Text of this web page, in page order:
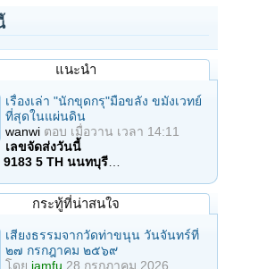
แนะนำ
เรื่องเล่า "นักขุดกรุ"มือขลัง ขมังเวทย์
ที่สุดในแผ่นดิน
wanwi ตอบ เมื่อวาน เวลา 14:11
เลขจัดส่งวันนี้
9183 5 TH นนทบุรี…
กระทู้ที่น่าสนใจ
เสียงธรรมจากวัดท่าขนุน วันจันทร์ที่
๒๗ กรกฎาคม ๒๕๖๙
โดย iamfu 28 กรกฎาคม 2026